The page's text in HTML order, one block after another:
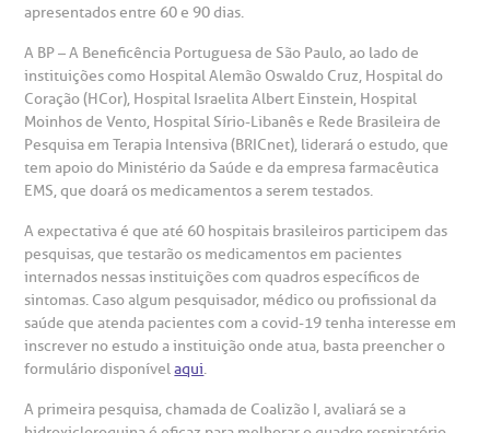
de Exames
(11)3505-1000
ouvidoria@bp.org.br
Fale Conosco
Endereço:
Rua Maestro Cardim, 769
CEP: 01323-001 | Bela Vista
BP Mirante
Financeiras
social da BP
corporativa
social
Telemedicina BP
Teleinterconsulta
de Infarto SUS
de Visita
socorro
de cópia de prontuário médico
de orçamento particular
de veracidade de atestado
de Excelência em Ortopedia
especialidades
apresentados entre 60 e 90 dias.
A BP – A Beneficência Portuguesa de São Paulo, ao lado de
instituições como Hospital Alemão Oswaldo Cruz, Hospital do
Coração (HCor), Hospital Israelita Albert Einstein, Hospital
Moinhos de Vento, Hospital Sírio-Libanês e Rede Brasileira de
Pesquisa em Terapia Intensiva (BRICnet), liderará o estudo, que
tem apoio do Ministério da Saúde e da empresa farmacêutica
EMS, que doará os medicamentos a serem testados.
A expectativa é que até 60 hospitais brasileiros participem das
pesquisas, que testarão os medicamentos em pacientes
internados nessas instituições com quadros específicos de
sintomas. Caso algum pesquisador, médico ou profissional da
saúde que atenda pacientes com a covid-19 tenha interesse em
inscrever no estudo a instituição onde atua, basta preencher o
formulário disponívelaqui.
A primeira pesquisa, chamada de Coalizão I, avaliará se a